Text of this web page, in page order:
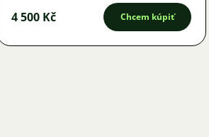
4 500 Kč Chcem kúpiť